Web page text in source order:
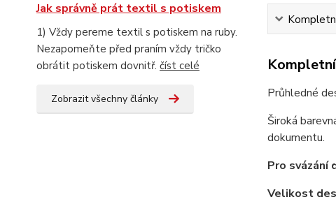
Jak správně prát textil s potiskem
1) Vždy pereme textil s potiskem na ruby.
Nezapomeňte před praním vždy tričko
obrátit potiskem dovnitř. číst celé
Zobrazit všechny články Průhledné
Široká
dokumentu.
Pro svázání
Velikost